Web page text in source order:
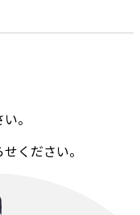
。
ください。